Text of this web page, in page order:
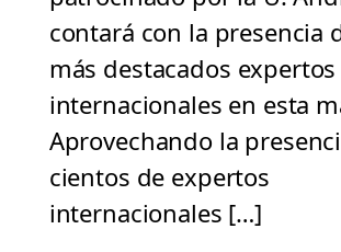
contará con la presencia
más destacados expertos
internacionales en esta
Aprovechando la
cientos de expertos
internacionales […]